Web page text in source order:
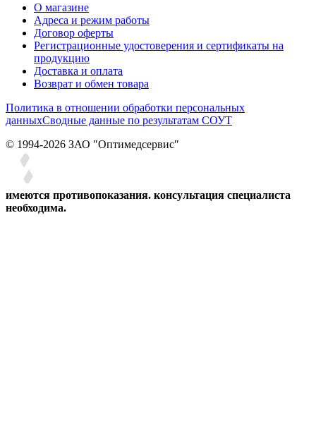
О магазине
Адреса и режим работы
Договор оферты
Регистрационные удостоверения и сертификаты на
продукцию
Доставка и оплата
Возврат и обмен товара
Политика в отношении обработки персональных
данныхСводные данные по результатам СОУТ
© 1994-2026 ЗАО ″Оптимедсервис″
имеются противопоказания. консультация специалиста
необходима.